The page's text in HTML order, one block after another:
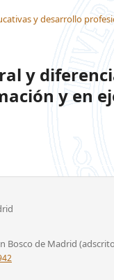
y desarrollo
y
y en
Bosco de Madrid